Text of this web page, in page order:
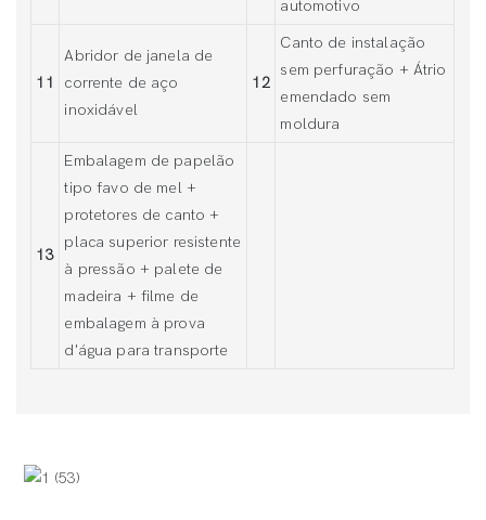
automotivo
11
Abridor de janela de
corrente de aço
inoxidável
12
Canto de instalação
sem perfuração + Átrio
emendado sem
moldura
13
Embalagem de papelão
tipo favo de mel +
protetores de canto +
placa superior resistente
à pressão + palete de
madeira + filme de
embalagem à prova
d'água para transporte